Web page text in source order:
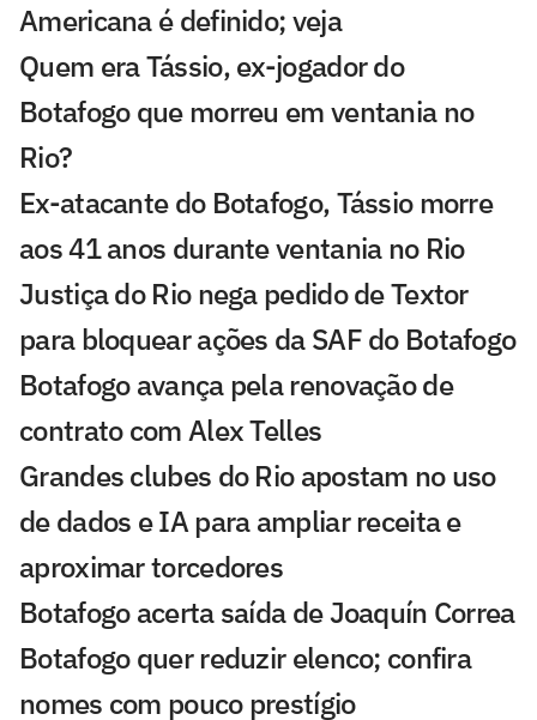
Americana é definido; veja
Quem era Tássio, ex-jogador do
Botafogo que morreu em ventania no
Rio?
Ex-atacante do Botafogo, Tássio morre
aos 41 anos durante ventania no Rio
Justiça do Rio nega pedido de Textor
para bloquear ações da SAF do Botafogo
Botafogo avança pela renovação de
contrato com Alex Telles
Grandes clubes do Rio apostam no uso
de dados e IA para ampliar receita e
aproximar torcedores
Botafogo acerta saída de Joaquín Correa
Botafogo quer reduzir elenco; confira
nomes com pouco prestígio